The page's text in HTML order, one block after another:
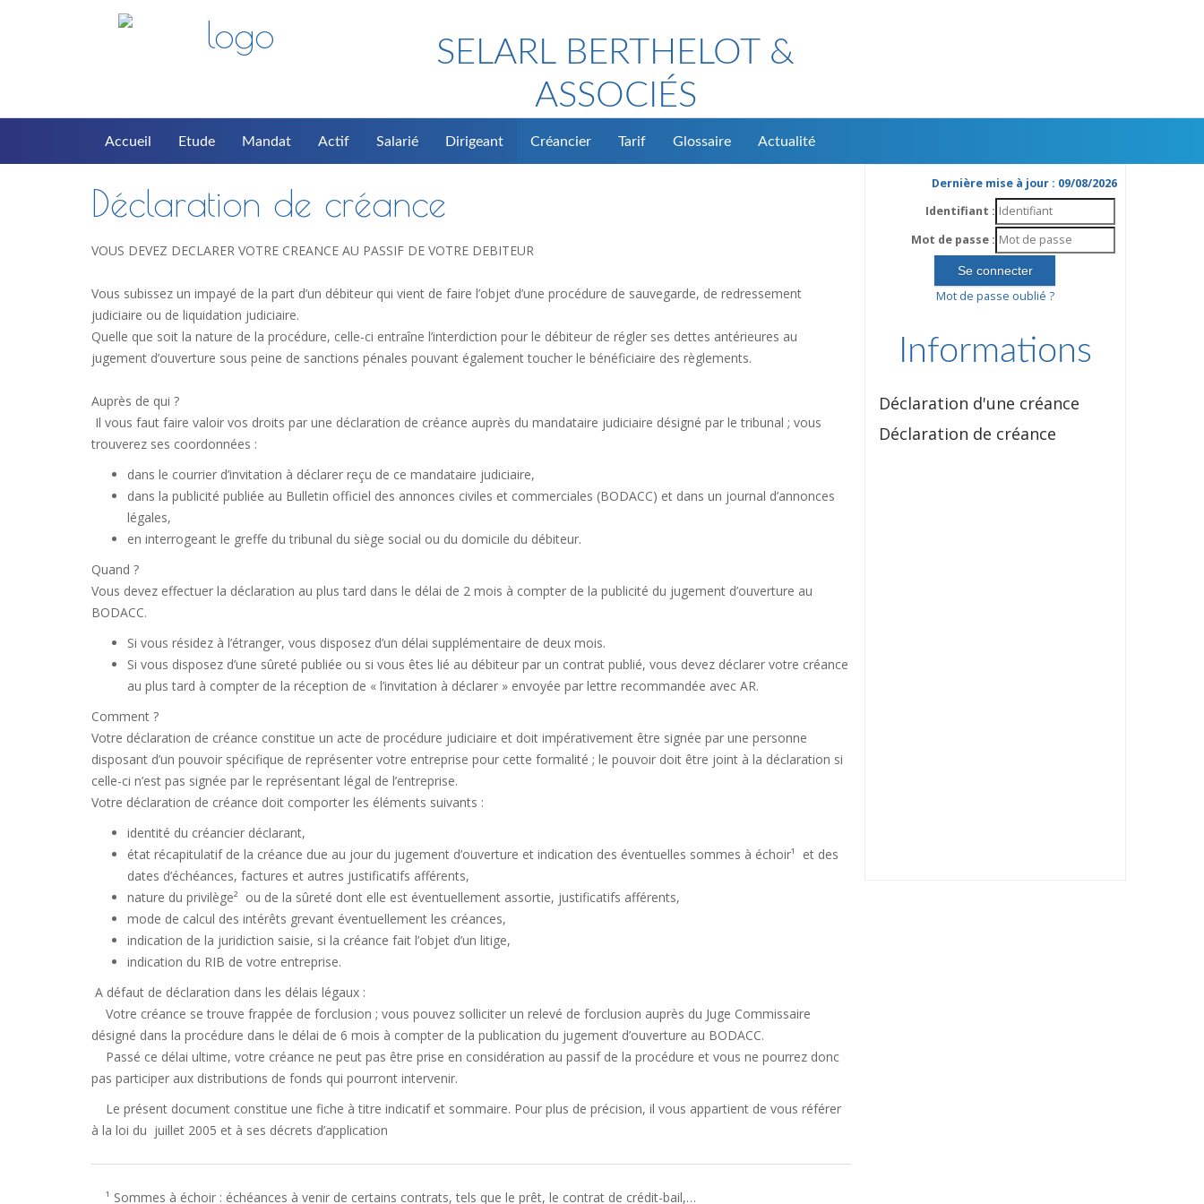
SELARL BERTHELOT &
ASSOCIÉS
Accueil Etude Mandat Actif Salarié Dirigeant Créancier Tarif Glossaire Actualité
Déclaration de créance
VOUS DEVEZ DECLARER VOTRE CREANCE AU PASSIF DE VOTRE DEBITEUR
Vous subissez un impayé de la part d’un débiteur qui vient de faire l’objet d’une procédure de sauvegarde, de redressement
judiciaire ou de liquidation judiciaire.
Quelle que soit la nature de la procédure, celle-ci entraîne l’interdiction pour le débiteur de régler ses dettes antérieures au
jugement d’ouverture sous peine de sanctions pénales pouvant également toucher le bénéficiaire des règlements.
Auprès de qui ?
Il vous faut faire valoir vos droits par une déclaration de créance auprès du mandataire judiciaire désigné par le tribunal ; vous
trouverez ses coordonnées :
dans le courrier d’invitation à déclarer reçu de ce mandataire judiciaire,
dans la publicité publiée au Bulletin officiel des annonces civiles et commerciales (BODACC) et dans un journal d’annonces
légales,
en interrogeant le greffe du tribunal du siège social ou du domicile du débiteur.
Quand ?
Vous devez effectuer la déclaration au plus tard dans le délai de 2 mois à compter de la publicité du jugement d’ouverture au
BODACC.
Si vous résidez à l’étranger, vous disposez d’un délai supplémentaire de deux mois.
Si vous disposez d’une sûreté publiée ou si vous êtes lié au débiteur par un contrat publié, vous devez déclarer votre créance
au plus tard à compter de la réception de « l’invitation à déclarer » envoyée par lettre recommandée avec AR.
Comment ?
Votre déclaration de créance constitue un acte de procédure judiciaire et doit impérativement être signée par une personne
disposant d’un pouvoir spécifique de représenter votre entreprise pour cette formalité ; le pouvoir doit être joint à la déclaration si
celle-ci n’est pas signée par le représentant légal de l’entreprise.
Votre déclaration de créance doit comporter les éléments suivants :
identité du créancier déclarant,
état récapitulatif de la créance due au jour du jugement d’ouverture et indication des éventuelles sommes à échoir¹ et des
dates d’échéances, factures et autres justificatifs afférents,
nature du privilège² ou de la sûreté dont elle est éventuellement assortie, justificatifs afférents,
mode de calcul des intérêts grevant éventuellement les créances,
indication de la juridiction saisie, si la créance fait l’objet d’un litige,
indication du RIB de votre entreprise.
A défaut de déclaration dans les délais légaux :
Votre créance se trouve frappée de forclusion ; vous pouvez solliciter un relevé de forclusion auprès du Juge Commissaire
désigné dans la procédure dans le délai de 6 mois à compter de la publication du jugement d’ouverture au BODACC.
Passé ce délai ultime, votre créance ne peut pas être prise en considération au passif de la procédure et vous ne pourrez donc
pas participer aux distributions de fonds qui pourront intervenir.
Le présent document constitue une fiche à titre indicatif et sommaire. Pour plus de précision, il vous appartient de vous référer
à la loi du juillet 2005 et à ses décrets d’application
¹ Sommes à échoir : échéances à venir de certains contrats, tels que le prêt, le contrat de crédit-bail,…
Dernière mise à jour : 09/08/2026
Identifiant :
Mot de passe :
Mot de passe oublié ?
Informations
Déclaration d'une créance
Déclaration de créance